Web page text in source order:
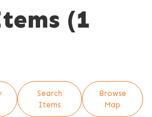
(1
Search
Items
Browse
Map